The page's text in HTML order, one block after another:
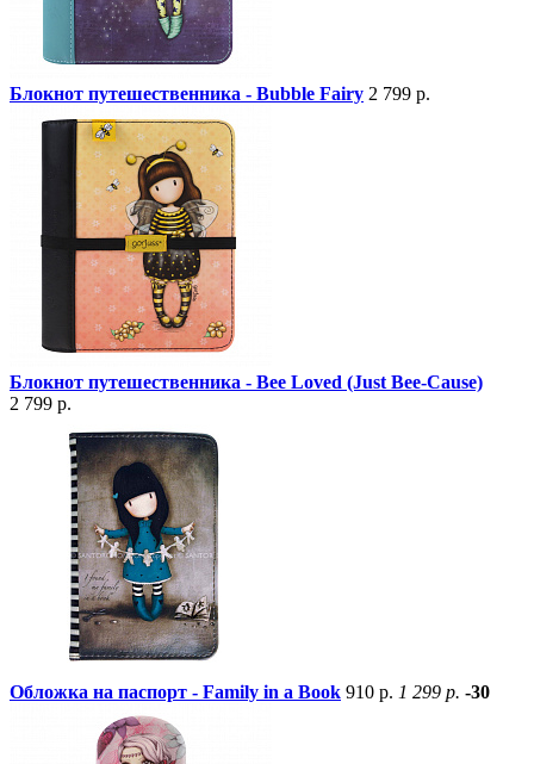
Блокнот путешественника - Bubble Fairy 2 799 р.
Блокнот путешественника - Bee Loved (Just Bee-Cause)
2 799 р.
Обложка на паспорт - Family in a Book 910 р. 1 299 р. -30